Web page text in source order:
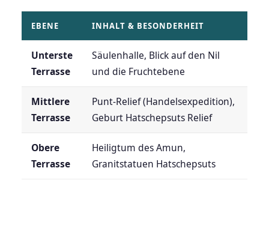
EBENE INHALT & BESONDERHEIT
Unterste
Terrasse
Säulenhalle, Blick auf den Nil
und die Fruchtebene
Mittlere
Terrasse
Punt-Relief (Handelsexpedition),
Geburt Hatschepsuts Relief
Obere
Terrasse
Heiligtum des Amun,
Granitstatuen Hatschepsuts